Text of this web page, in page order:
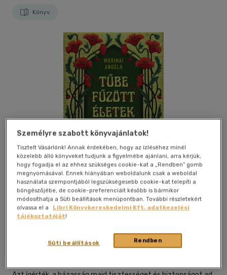
Könyv
Kívánságlistához adom Megosztom
Tea Kiadó Kft.|2026|magyar nyelvű|keménytábla
Személyre szabott könyvajánlatok!
Tisztelt Vásárlónk! Annak érdekében, hogy az ízléséhez minél
közelebb álló könyveket tudjunk a figyelmébe ajánlani, arra kérjük,
hogy fogadja el az ehhez szükséges cookie-kat a „Rendben” gomb
megnyomásával. Ennek hiányában weboldalunk csak a weboldal
használata szempontjából legszükségesebb cookie-kat telepíti a
böngészőjébe, de cookie-preferenciáit később is bármikor
módosíthatja a Süti beállítások menüpontban. További részletekért
olvassa el a
Libri Könyvkereskedelmi Kft. adatkezelési
tájékoztatóját!
Rendben
Süti beállítások